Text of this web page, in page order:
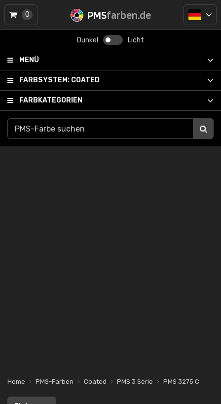
PMSfarben.de
Dunkel Licht
MENÜ
FARBSYSTEM: COATED
FARBKATEGORIEN
0
Home PMS-Farben Coated PMS 3 Serie PMS 3275 C